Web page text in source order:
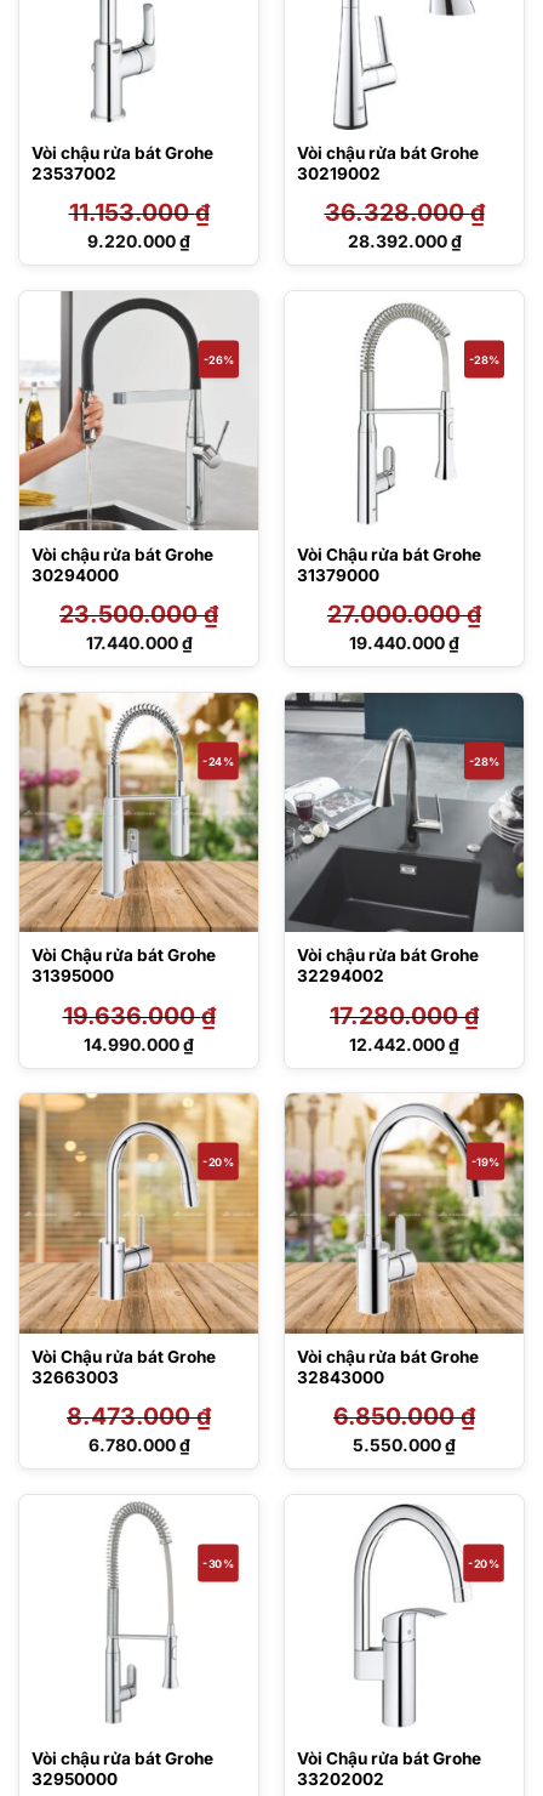
Vòi chậu rửa bát Grohe
23537002
11.153.000₫
Giá
11.153.000 ₫.
9.220.000₫
Giá
tại
9.220.000 ₫.
Vòi chậu rửa bát Grohe
30219002
36.328.000₫
Giá
36.328.000 ₫.
28.392.000₫
Giá
tại
là:
28.392.000 ₫.
-26%
Vòi chậu rửa bát Grohe
30294000
23.500.000₫
Giá
23.500.000 ₫.
17.440.000₫
Giá
tại
là:
17.440.000 ₫.
-28%
Vòi Chậu rửa bát Grohe
31379000
27.000.000₫
Giá
27.000.000 ₫.
19.440.000₫
Giá
19.440.000 ₫.
-24%
Vòi Chậu rửa bát Grohe
31395000
19.636.000₫
Giá
19.636.000 ₫.
14.990.000₫
Giá
là:
14.990.000 ₫.
-28%
Vòi chậu rửa bát Grohe
32294002
17.280.000₫
Giá
17.280.000 ₫.
12.442.000₫
Giá
tại
là:
12.442.000 ₫.
-20%
Vòi Chậu rửa bát Grohe
32663003
8.473.000₫
Giá
8.473.000 ₫.
6.780.000₫
Giá
tại
là:
6.780.000 ₫.
-19%
Vòi chậu rửa bát Grohe
32843000
6.850.000₫
Giá
6.850.000 ₫.
5.550.000₫
Giá
tại
là:
5.550.000 ₫.
-30%
Vòi chậu rửa bát Grohe
32950000
-20%
Vòi Chậu rửa bát Grohe
33202002